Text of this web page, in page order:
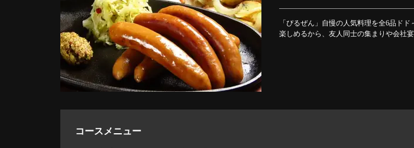
「ぴるぜん」自慢の人気料理を全6品ド
楽しめるから、友人同士の集まりや会社
コースメニュー